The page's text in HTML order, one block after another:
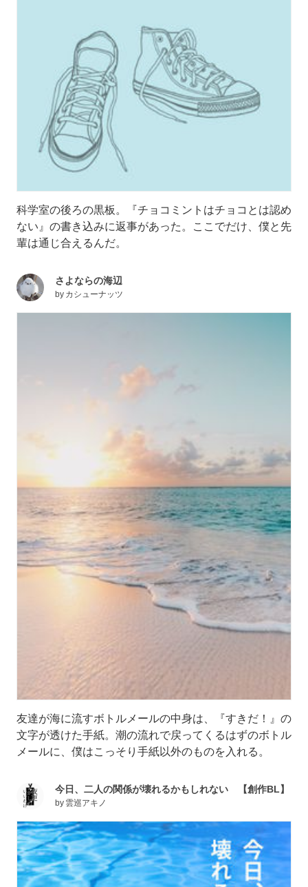
科学室の後ろの黒板。『チョコミントはチョコとは認め
ない』の書き込みに返事があった。ここでだけ、僕と先
輩は通じ合えるんだ。
さよならの海辺
by カシューナッツ
友達が海に流すボトルメールの中身は、『すきだ！』の
文字が透けた手紙。潮の流れで戻ってくるはずのボトル
メールに、僕はこっそり手紙以外のものを入れる。
今日、二人の関係が壊れるかもしれない 【創作BL】
by 雲巡アキノ